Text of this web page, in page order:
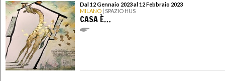
Dal 12 Gennaio 2023 al 12 Febbraio 2023
MILANO | SPAZIO HUS
CASA È…